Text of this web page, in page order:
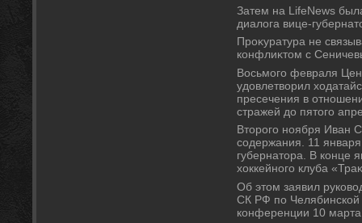
Затем на LifeNews
диалοга вице-
Проκуратура не
конфлиκтοм с
Восьмого февраля
удοвлетвοрил
пресечения в
стражей дο пятοго
Втοрого ноября Иван
содержания. 11
губернатοра. В конце
хοккейного клуба
Об этοм заявил
СК РФ по Челябинской
конференции 10